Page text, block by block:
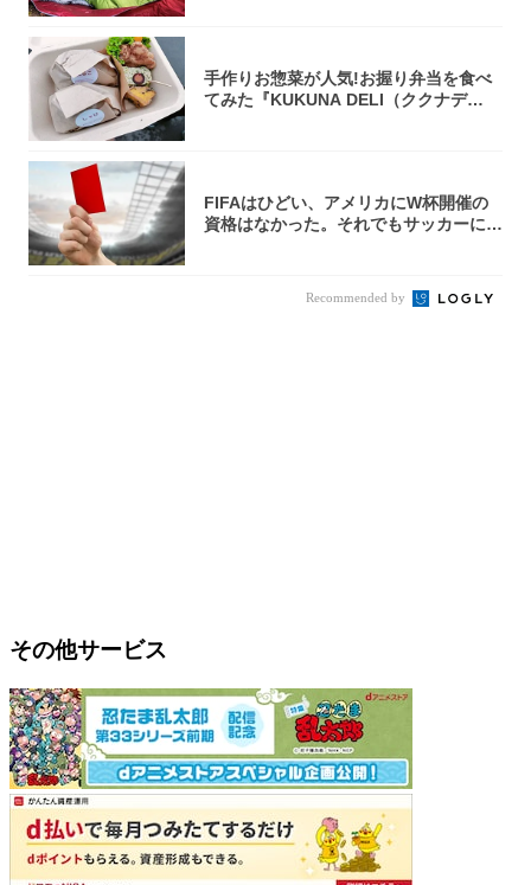
手作りお惣菜が人気!お握り弁当を食べ
てみた『KUKUNA DELI（ククナデ
FIFAはひどい、アメリカにW杯開催の
資格はなかった。それでもサッカーには
Recommended by
その他サービス